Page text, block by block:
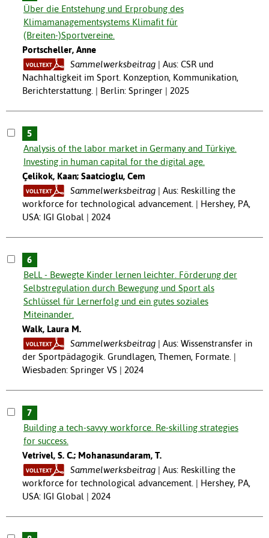
Über die Entstehung und Erprobung des
Klimamanagementsystems Klimafit für
(Breiten-)Sportvereine.
Portscheller, Anne
Sammelwerksbeitrag
Aus: CSR und
Nachhaltigkeit im Sport. Konzeption, Kommunikation,
Berichterstattung. | Berlin: Springer | 2025
5
Analysis of the labor market in Germany and Türkiye.
Investing in human capital for the digital age.
Çelikok, Kaan; Saatcioglu, Cem
Sammelwerksbeitrag
Aus: Reskilling the
workforce for technological advancement. | Hershey, PA,
USA: IGI Global | 2024
6
BeLL - Bewegte Kinder lernen leichter. Förderung der
Selbstregulation durch Bewegung und Sport als
Schlüssel für Lernerfolg und ein gutes soziales
Miteinander.
Walk, Laura M.
Sammelwerksbeitrag
Aus: Wissenstransfer in
der Sportpädagogik. Grundlagen, Themen, Formate. |
Wiesbaden: Springer VS | 2024
7
Building a tech-savvy workforce. Re-skilling strategies
for success.
Vetrivel, S. C.; Mohanasundaram, T.
Sammelwerksbeitrag
Aus: Reskilling the
workforce for technological advancement. | Hershey, PA,
USA: IGI Global | 2024